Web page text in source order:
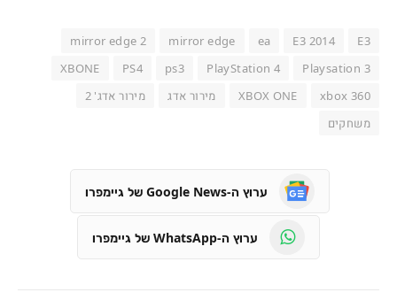
E3
E3 2014
ea
mirror edge
mirror edge 2
Playsation 3
PlayStation 4
ps3
PS4
XBONE
xbox 360
XBOX ONE מירור אדג
מירור אדג' 2
משחקים
ערוץ ה-Google News של גיימפרו
ערוץ ה-WhatsApp של גיימפרו